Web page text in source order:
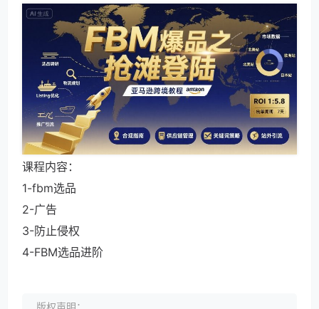
课程内容：
1-fbm选品
2-广告
3-防止侵权
4-FBM选品进阶